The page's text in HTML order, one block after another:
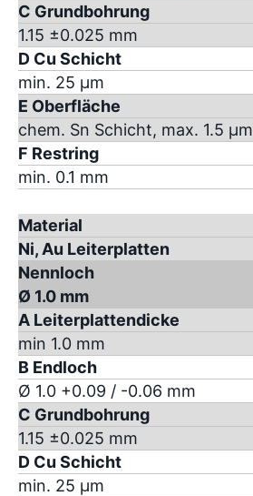
C Grundbohrung
1.15 ±0.025 mm
D Cu Schicht
min. 25 µm
E Oberfläche
chem. Sn Schicht, max. 1.5 µm
F Restring
min. 0.1 mm
Material
Ni, Au Leiterplatten
Nennloch
Ø 1.0 mm
A Leiterplattendicke
min 1.0 mm
B Endloch
Ø 1.0 +0.09 / -0.06 mm
C Grundbohrung
1.15 ±0.025 mm
D Cu Schicht
min. 25 µm